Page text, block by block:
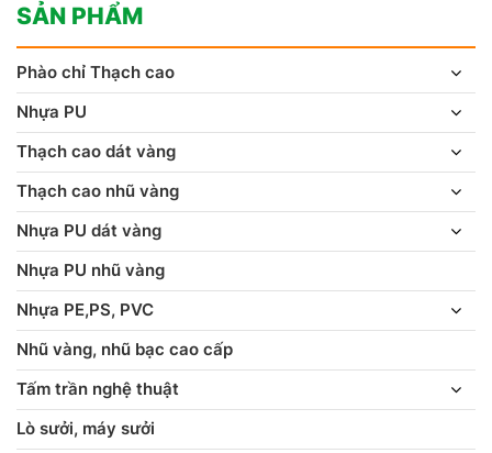
SẢN PHẨM
Phào chỉ Thạch cao
Nhựa PU
Thạch cao dát vàng
Thạch cao nhũ vàng
Nhựa PU dát vàng
Nhựa PU nhũ vàng
Nhựa PE,PS, PVC
Nhũ vàng, nhũ bạc cao cấp
Tấm trần nghệ thuật
Lò sưởi, máy sưởi